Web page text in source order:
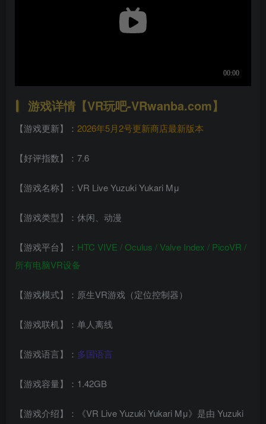
游戏详情【VR玩吧-VRwanba.com】
【游戏更新】： 2026年5月2号更新商店最新版本
【好评指数】：7.6
【游戏名称】：VR Live Yuzuki Yukari Mμ
【游戏类型】：休闲、动漫
【游戏平台】： HTC VIVE / Oculus / Valve Index / PicoVR /
所有电脑VR设备
【游戏模式】：原生VR游戏（定位控制器）
【游戏联机】：单人离线
【游戏语言】： 多国语言
【游戏容量】：1.42GB
【游戏介绍】：《VR Live Yuzuki Yukari Mμ》是由 Yuzuki